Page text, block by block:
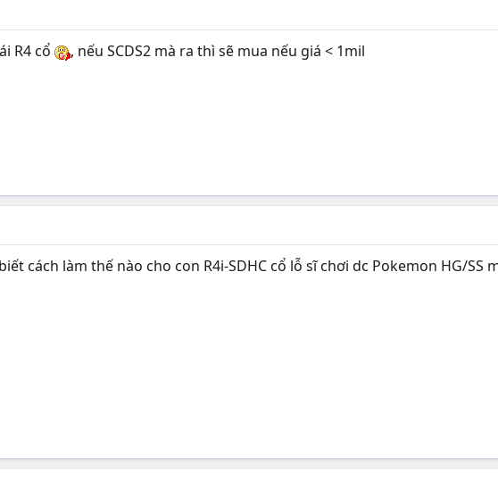
R4 cổ , nếu SCDS2 mà ra thì sẽ mua nếu giá < 1mil
cách làm thế nào cho con R4i-SDHC cổ lỗ sĩ chơi dc Pokemon HG/SS